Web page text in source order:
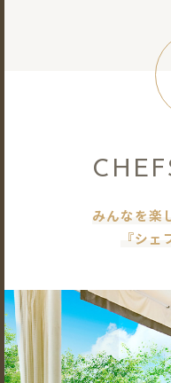
みんなを楽
『シェ